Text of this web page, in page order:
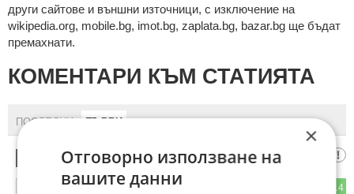
други сайтове и външни източници, с изключение на
wikipedia.org, mobile.bg, imot.bg, zaplata.bg, bazar.bg ще бъдат
премахнати.
КОМЕНТАРИ КЪМ СТАТИЯТА
ПОСЛЕДНИ ПЪРВИ
К.О.Т.а.р.А.К 🐱
14
ОТГОВОР
×
Отговорно използване на
вашите данни